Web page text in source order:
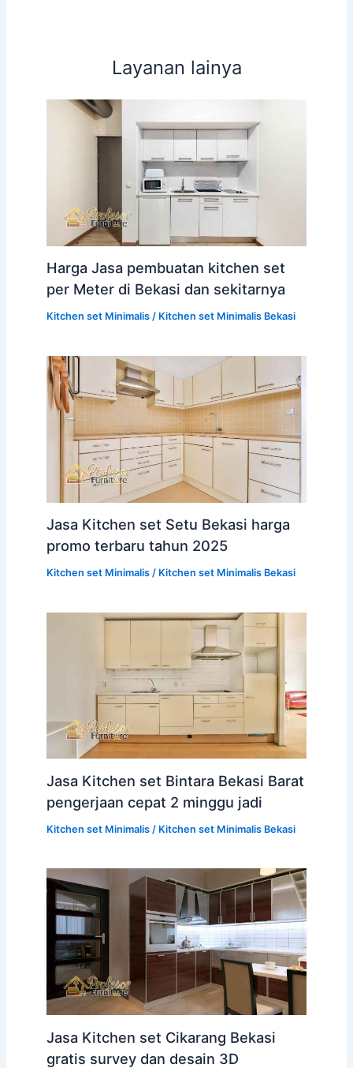
Layanan lainya
Harga Jasa pembuatan kitchen set
per Meter di Bekasi dan sekitarnya
Kitchen set Minimalis/ Kitchen set Minimalis Bekasi
Jasa Kitchen set Setu Bekasi harga
promo terbaru tahun 2025
Kitchen set Minimalis/ Kitchen set Minimalis Bekasi
Jasa Kitchen set Bintara Bekasi Barat
pengerjaan cepat 2 minggu jadi
Kitchen set Minimalis/ Kitchen set Minimalis Bekasi
Jasa Kitchen set Cikarang Bekasi
gratis survey dan desain 3D